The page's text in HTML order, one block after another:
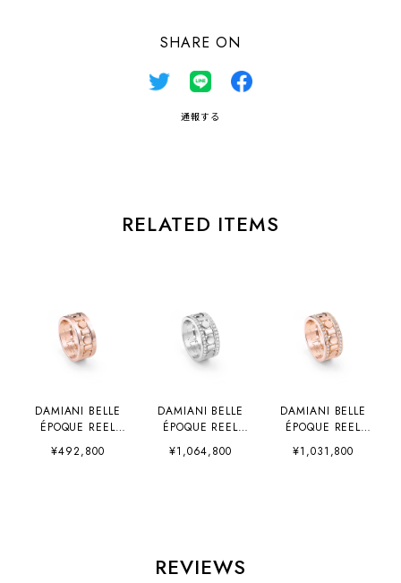
SHARE ON
通報する
RELATED ITEMS
DAMIANI BELLE
ÉPOQUE REEL
（20093142）
8.3mm
¥492,800
DAMIANI BELLE
ÉPOQUE REEL
（20093138）
8.3mm
¥1,064,800
DAMIANI BELLE
ÉPOQUE REEL
（20093139）
8.3mm
¥1,031,800
REVIEWS